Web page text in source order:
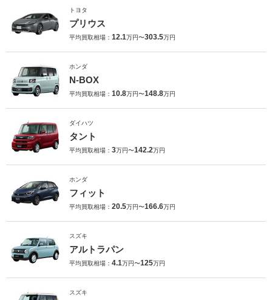
トヨタ
プリウス
平均買取相場： 12.1万円〜303.5万円
ホンダ
N-BOX
平均買取相場： 10.8万円〜148.8万円
ダイハツ
タント
平均買取相場： 3万円〜142.2万円
ホンダ
フィット
平均買取相場： 20.5万円〜166.6万円
スズキ
アルトラパン
平均買取相場： 4.1万円〜125万円
スズキ